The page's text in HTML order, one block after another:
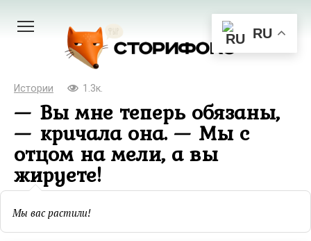
Истории 1.3к.
— Вы мне теперь обязаны,
— крuчала она. — Мы с
отцом на мели, а вы
жируете!
Мы вас растили!
RU